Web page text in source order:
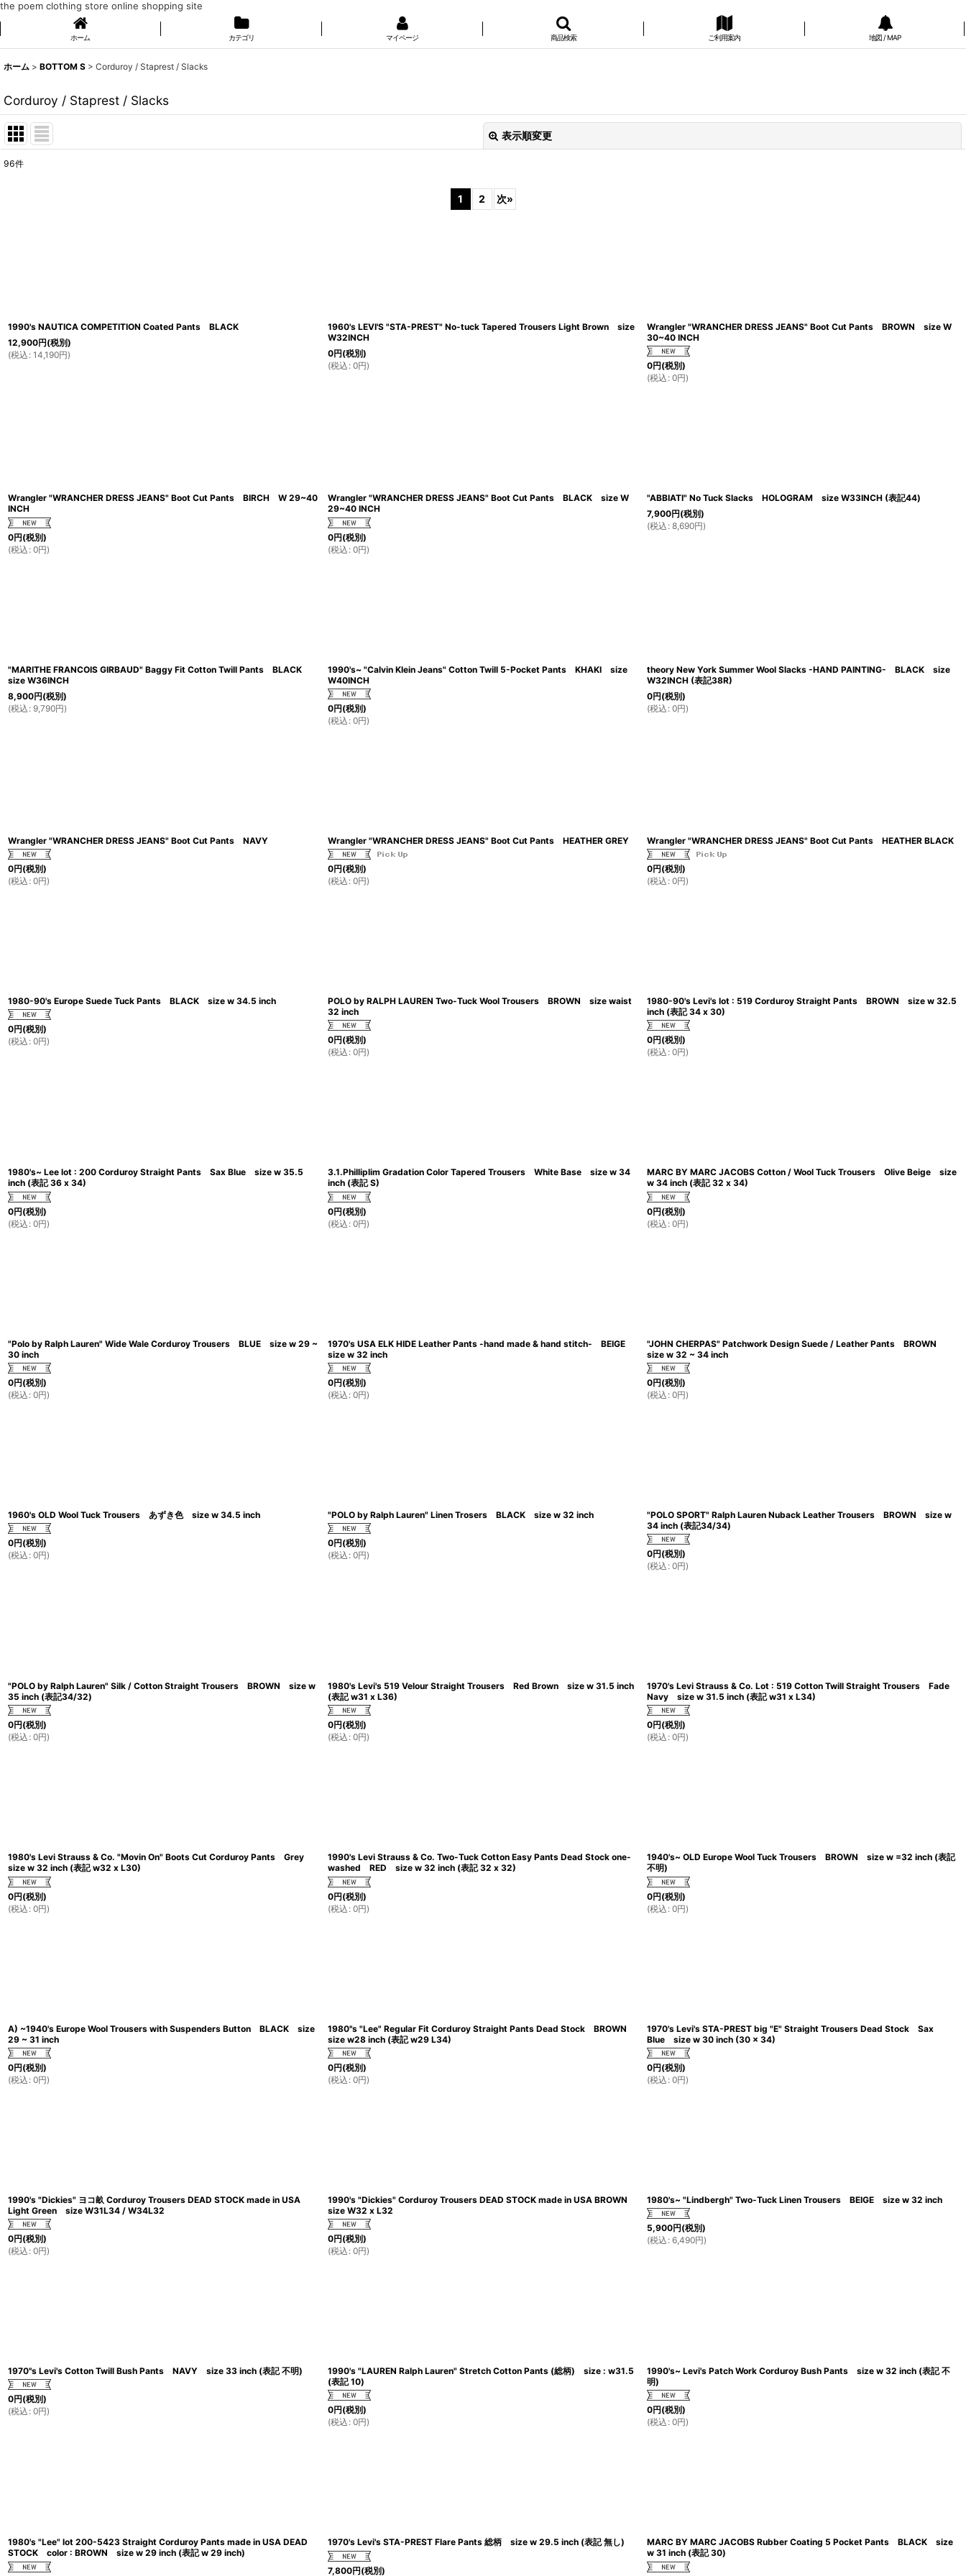
the poem clothing store online shopping site
ホーム カテゴリ マイページ 商品検索 ご利用案内 地図 / MAP
ホーム > BOTTOM S > Corduroy / Staprest / Slacks
Corduroy / Staprest / Slacks
表示順変更
96件
1 2 次»
1990's NAUTICA COMPETITION Coated Pants BLACK
12,900円(税別)
(税込 : 14,190円)
1960's LEVI'S "STA-PREST" No-tuck Tapered Trousers Light Brown size
W32INCH
0円(税別)
(税込 : 0円)
Wrangler "WRANCHER DRESS JEANS" Boot Cut Pants BROWN size W
30~40 INCH
0円(税別)
(税込 : 0円)
Wrangler "WRANCHER DRESS JEANS" Boot Cut Pants BIRCH W 29~40
INCH
0円(税別)
(税込 : 0円)
Wrangler "WRANCHER DRESS JEANS" Boot Cut Pants BLACK size W
29~40 INCH
0円(税別)
(税込 : 0円)
"ABBIATI" No Tuck Slacks HOLOGRAM size W33INCH (表記44)
7,900円(税別)
(税込 : 8,690円)
"MARITHE FRANCOIS GIRBAUD" Baggy Fit Cotton Twill Pants BLACK
size W36INCH
8,900円(税別)
(税込 : 9,790円)
1990's~ "Calvin Klein Jeans" Cotton Twill 5-Pocket Pants KHAKI size
W40INCH
0円(税別)
(税込 : 0円)
theory New York Summer Wool Slacks -HAND PAINTING- BLACK size
W32INCH (表記38R)
0円(税別)
(税込 : 0円)
Wrangler "WRANCHER DRESS JEANS" Boot Cut Pants NAVY
0円(税別)
(税込 : 0円)
Wrangler "WRANCHER DRESS JEANS" Boot Cut Pants HEATHER GREY
0円(税別)
(税込 : 0円)
Wrangler "WRANCHER DRESS JEANS" Boot Cut Pants HEATHER BLACK
0円(税別)
(税込 : 0円)
1980-90's Europe Suede Tuck Pants BLACK size w 34.5 inch
0円(税別)
(税込 : 0円)
POLO by RALPH LAUREN Two-Tuck Wool Trousers BROWN size waist
32 inch
0円(税別)
(税込 : 0円)
1980-90's Levi's lot : 519 Corduroy Straight Pants BROWN size w 32.5
inch (表記 34 x 30)
0円(税別)
(税込 : 0円)
1980's~ Lee lot : 200 Corduroy Straight Pants Sax Blue size w 35.5
inch (表記 36 x 34)
0円(税別)
(税込 : 0円)
3.1.Philliplim Gradation Color Tapered Trousers White Base size w 34
inch (表記 S)
0円(税別)
(税込 : 0円)
MARC BY MARC JACOBS Cotton / Wool Tuck Trousers Olive Beige size
w 34 inch (表記 32 x 34)
0円(税別)
(税込 : 0円)
"Polo by Ralph Lauren" Wide Wale Corduroy Trousers BLUE size w 29 ~
30 inch
0円(税別)
(税込 : 0円)
1970's USA ELK HIDE Leather Pants -hand made & hand stitch- BEIGE
size w 32 inch
0円(税別)
(税込 : 0円)
"JOHN CHERPAS" Patchwork Design Suede / Leather Pants BROWN
size w 32 ~ 34 inch
0円(税別)
(税込 : 0円)
1960's OLD Wool Tuck Trousers あずき色 size w 34.5 inch
0円(税別)
(税込 : 0円)
"POLO by Ralph Lauren" Linen Trosers BLACK size w 32 inch
0円(税別)
(税込 : 0円)
"POLO SPORT" Ralph Lauren Nuback Leather Trousers BROWN size w
34 inch (表記34/34)
0円(税別)
(税込 : 0円)
"POLO by Ralph Lauren" Silk / Cotton Straight Trousers BROWN size w
35 inch (表記34/32)
0円(税別)
(税込 : 0円)
1980's Levi's 519 Velour Straight Trousers Red Brown size w 31.5 inch
(表記 w31 x L36)
0円(税別)
(税込 : 0円)
1970's Levi Strauss & Co. Lot : 519 Cotton Twill Straight Trousers Fade
Navy size w 31.5 inch (表記 w31 x L34)
0円(税別)
(税込 : 0円)
1980's Levi Strauss & Co. "Movin On" Boots Cut Corduroy Pants Grey
size w 32 inch (表記 w32 x L30)
0円(税別)
(税込 : 0円)
1990's Levi Strauss & Co. Two-Tuck Cotton Easy Pants Dead Stock one-
washed RED size w 32 inch (表記 32 x 32)
0円(税別)
(税込 : 0円)
1940's~ OLD Europe Wool Tuck Trousers BROWN size w =32 inch (表記
不明)
0円(税別)
(税込 : 0円)
A) ~1940's Europe Wool Trousers with Suspenders Button BLACK size
29 ~ 31 inch
0円(税別)
(税込 : 0円)
1980''s "Lee" Regular Fit Corduroy Straight Pants Dead Stock BROWN
size w28 inch (表記 w29 L34)
0円(税別)
(税込 : 0円)
1970's Levi's STA-PREST big "E" Straight Trousers Dead Stock Sax
Blue size w 30 inch (30 x 34)
0円(税別)
(税込 : 0円)
1990's "Dickies" ヨコ畝 Corduroy Trousers DEAD STOCK made in USA
Light Green size W31L34 / W34L32
0円(税別)
(税込 : 0円)
1990's "Dickies" Corduroy Trousers DEAD STOCK made in USA BROWN
size W32 x L32
0円(税別)
(税込 : 0円)
1980's~ "Lindbergh" Two-Tuck Linen Trousers BEIGE size w 32 inch
5,900円(税別)
(税込 : 6,490円)
1970''s Levi's Cotton Twill Bush Pants NAVY size 33 inch (表記 不明)
0円(税別)
(税込 : 0円)
1990's "LAUREN Ralph Lauren" Stretch Cotton Pants (総柄) size : w31.5
(表記 10)
0円(税別)
(税込 : 0円)
1990's~ Levi's Patch Work Corduroy Bush Pants size w 32 inch (表記 不
明)
0円(税別)
(税込 : 0円)
1980's "Lee" lot 200-5423 Straight Corduroy Pants made in USA DEAD
STOCK color : BROWN size w 29 inch (表記 w 29 inch)
1970's Levi's STA-PREST Flare Pants 総柄 size w 29.5 inch (表記 無し)
7,800円(税別)
MARC BY MARC JACOBS Rubber Coating 5 Pocket Pants BLACK size
w 31 inch (表記 30)